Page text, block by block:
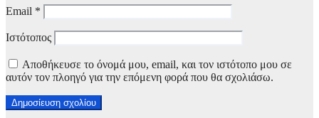
Email *
Ιστότοπος
Αποθήκευσε το όνομά μου, email, και τον ιστότοπο μου σε
αυτόν τον πλοηγό για την επόμενη φορά που θα σχολιάσω.